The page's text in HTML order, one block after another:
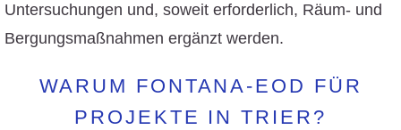
Untersuchungen und, soweit erforderlich, Räum- und
Bergungsmaßnahmen ergänzt werden.
WARUM FONTANA-EOD FÜR
PROJEKTE IN TRIER?